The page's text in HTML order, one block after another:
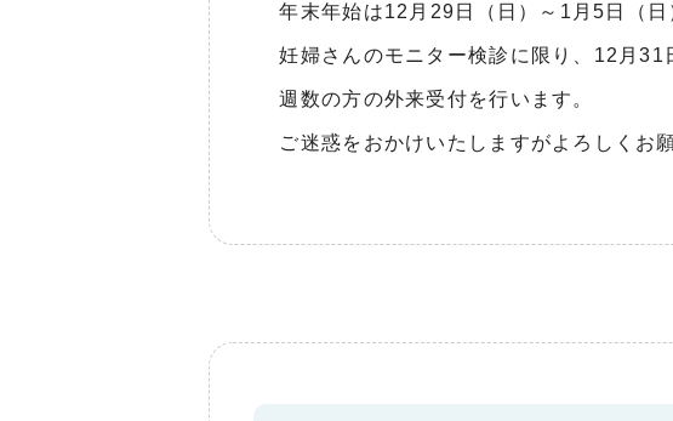
年末年始は12月29日（日）～1月5日（日
妊婦さんのモニター検診に限り、12月
週数の方の外来受付を行います。
ご迷惑をおかけいたしますがよろしくお